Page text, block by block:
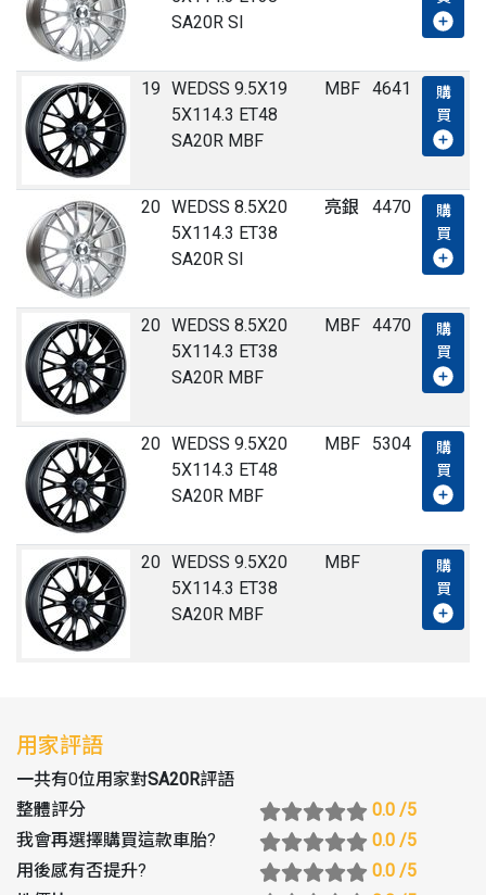
SA20R SI
19 WEDSS 9.5X19
5X114.3 ET48
SA20R MBF
MBF 4641
購
買
20 WEDSS 8.5X20
5X114.3 ET38
SA20R SI
亮銀 4470
購
買
20 WEDSS 8.5X20
5X114.3 ET38
SA20R MBF
MBF 4470
購
買
20 WEDSS 9.5X20
5X114.3 ET48
SA20R MBF
MBF 5304
購
買
20 WEDSS 9.5X20
5X114.3 ET38
SA20R MBF
MBF
購
買
用家評語
一共有0位用家對SA20R評語
整體評分
0.0 /5
我會再選擇購買這款車胎? 0.0 /5
用後感有否提升? 0.0 /5